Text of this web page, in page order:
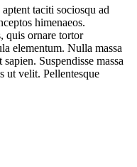
taciti sociosqu ad
himenaeos.
quis ornare tortor
elementum. Nulla massa
Suspendisse massa
ut velit. Pellentesque